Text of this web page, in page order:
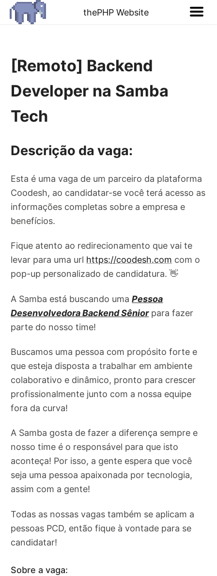
thePHP Website
[Remoto] Backend
Developer na Samba
Tech
Descrição da vaga:
Esta é uma vaga de um parceiro da plataforma
Coodesh, ao candidatar-se você terá acesso as
informações completas sobre a empresa e
benefícios.
Fique atento ao redirecionamento que vai te
levar para uma url https://coodesh.com com o
pop-up personalizado de candidatura. 👋
A Samba está buscando umaPessoa
Desenvolvedora Backend Sêniorpara fazer
parte do nosso time!
Buscamos uma pessoa com propósito forte e
que esteja disposta a trabalhar em ambiente
colaborativo e dinâmico, pronto para crescer
profissionalmente junto com a nossa equipe
fora da curva!
A Samba gosta de fazer a diferença sempre e
nosso time é o responsável para que isto
aconteça! Por isso, a gente espera que você
seja uma pessoa apaixonada por tecnologia,
assim com a gente!
Todas as nossas vagas também se aplicam a
pessoas PCD, então fique à vontade para se
candidatar!
Sobre a vaga: